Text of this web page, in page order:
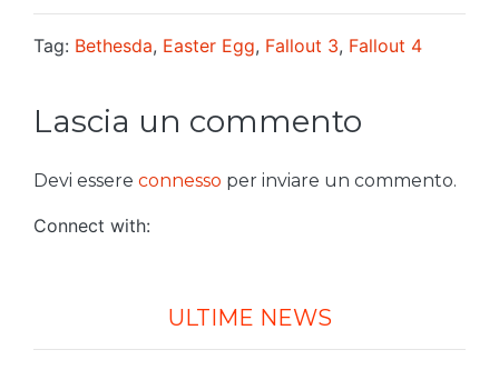
Tag: Bethesda, Easter Egg, Fallout 3, Fallout 4
Lascia un commento
Devi essere connesso per inviare un commento.
Connect with:
ULTIME NEWS